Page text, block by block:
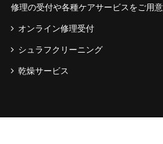
修理の受付や各種ケアサービスをご用意
オンライン修理受付
シュラフクリーニング
乾燥サービス